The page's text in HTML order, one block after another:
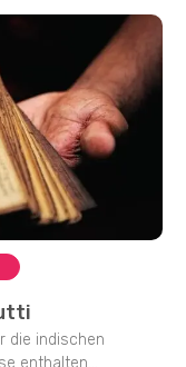
die indischen
enthalten...